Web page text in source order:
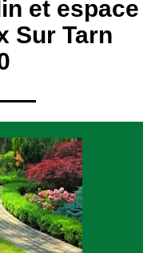
et espace
Sur Tarn